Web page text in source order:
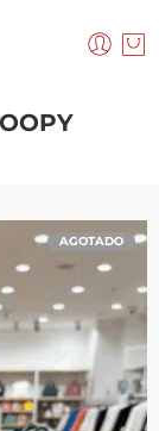
AGOTADO